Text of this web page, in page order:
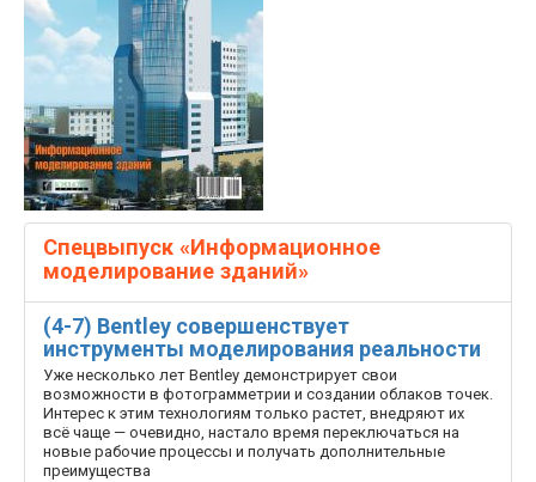
Спецвыпуск «Информационное
моделирование зданий»
(4-7) Bentley совершенствует
инструменты моделирования реальности
Уже несколько лет Bentley демонстрирует свои
возможности в фотограмметрии и создании облаков точек.
Интерес к этим технологиям только растет, внедряют их
всё чаще — очевидно, настало время переключаться на
новые рабочие процессы и получать дополнительные
преимущества